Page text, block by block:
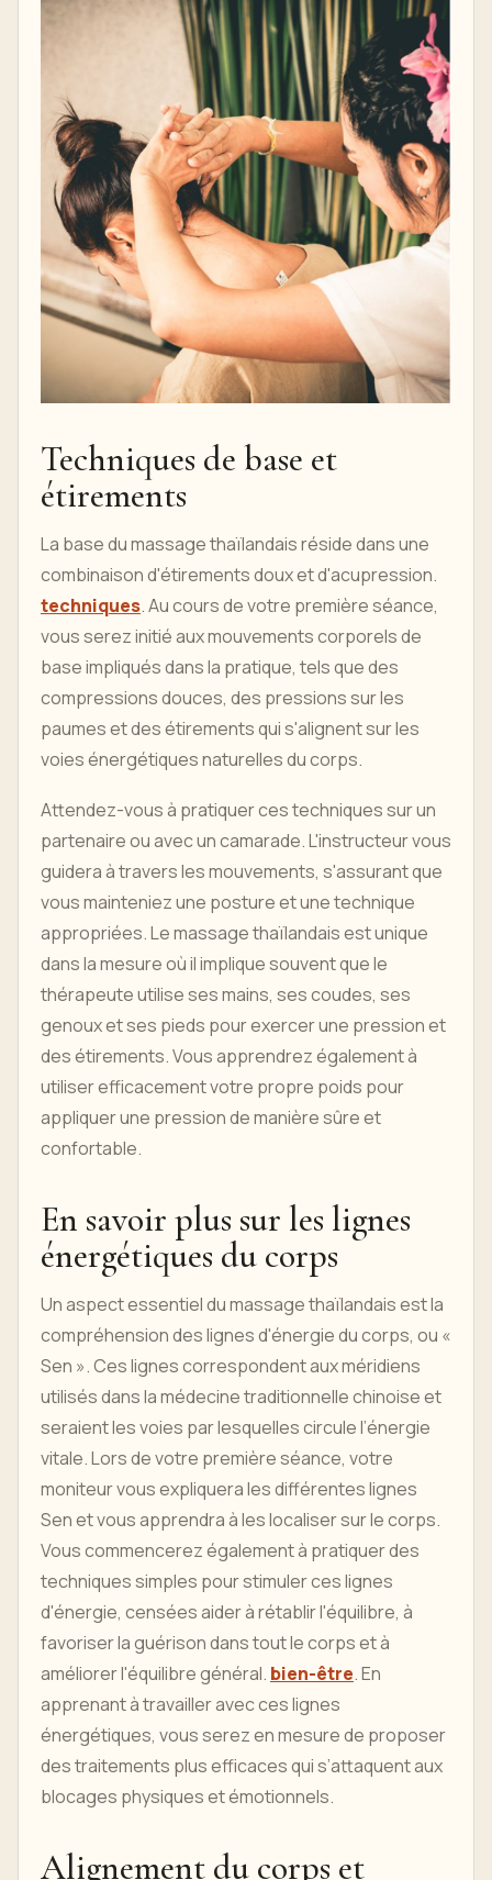
Techniques de base et
étirements
La base du massage thaïlandais réside dans une
combinaison d'étirements doux et d'acupression.
techniques. Au cours de votre première séance,
vous serez initié aux mouvements corporels de
base impliqués dans la pratique, tels que des
compressions douces, des pressions sur les
paumes et des étirements qui s'alignent sur les
voies énergétiques naturelles du corps.
Attendez-vous à pratiquer ces techniques sur un
partenaire ou avec un camarade. L'instructeur vous
guidera à travers les mouvements, s'assurant que
vous mainteniez une posture et une technique
appropriées. Le massage thaïlandais est unique
dans la mesure où il implique souvent que le
thérapeute utilise ses mains, ses coudes, ses
genoux et ses pieds pour exercer une pression et
des étirements. Vous apprendrez également à
utiliser efficacement votre propre poids pour
appliquer une pression de manière sûre et
confortable.
En savoir plus sur les lignes
énergétiques du corps
Un aspect essentiel du massage thaïlandais est la
compréhension des lignes d'énergie du corps, ou «
Sen ». Ces lignes correspondent aux méridiens
utilisés dans la médecine traditionnelle chinoise et
seraient les voies par lesquelles circule l’énergie
vitale. Lors de votre première séance, votre
moniteur vous expliquera les différentes lignes
Sen et vous apprendra à les localiser sur le corps.
Vous commencerez également à pratiquer des
techniques simples pour stimuler ces lignes
d'énergie, censées aider à rétablir l'équilibre, à
favoriser la guérison dans tout le corps et à
améliorer l'équilibre général. bien-être. En
apprenant à travailler avec ces lignes
énergétiques, vous serez en mesure de proposer
des traitements plus efficaces qui s’attaquent aux
blocages physiques et émotionnels.
Alignement du corps et